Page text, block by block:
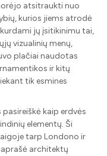
atsitraukti nuo
kurios jiems atrodė
jų įsitikinimu tai,
vizualinių menų,
plačiai naudotas
ir kitų
tik esmines
kaip erdvės
elementų. Ši
tarp Londono ir
architektų